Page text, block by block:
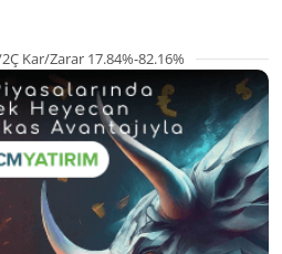
Kar/Zarar 17.84%-82.16%